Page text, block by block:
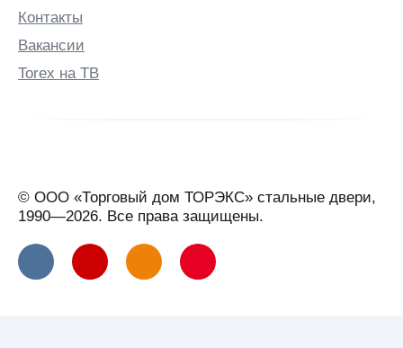
Контакты
Вакансии
Torex на ТВ
© ООО «Торговый дом ТОРЭКС» стальные двери,
1990—2026. Все права защищены.